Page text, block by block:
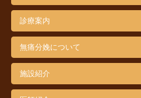
診療案内
無痛分娩について
施設紹介